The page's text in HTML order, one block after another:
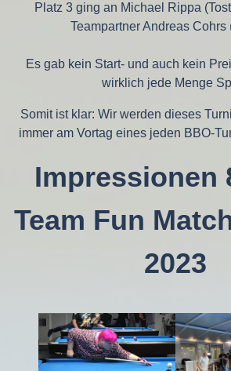
Platz 3 ging an Michael Rippa
Teampartner Andreas Cohrs
Es gab kein Start- und auch kein
wirklich jede Menge
Somit ist klar: Wir werden dieses
immer am Vortag eines jeden BBO-
Impressionen
Team Fun
2023